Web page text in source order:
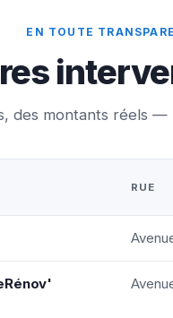
EN TOUTE
des montants réels —
RUE